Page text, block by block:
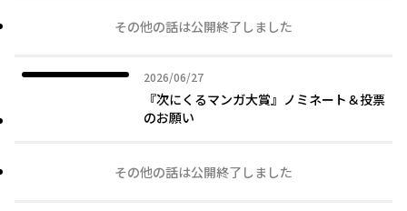
その他の話は公開終了しました
2026/06/27
2026年06月27日
『次にくるマンガ大賞』ノミネート＆投票
のお願い
その他の話は公開終了しました